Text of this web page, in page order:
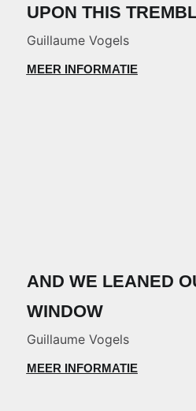
UPON THIS
Guillaume Vogels
MEER INFORMATIE
AND WE LEANED
WINDOW
Guillaume Vogels
MEER INFORMATIE